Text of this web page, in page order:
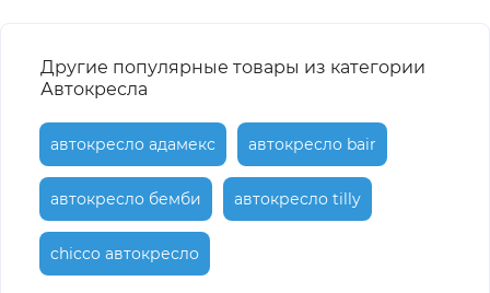
Другие популярные товары из категории
Автокресла
автокресло адамекс автокресло bair
автокресло бемби автокресло tilly
chicco автокресло